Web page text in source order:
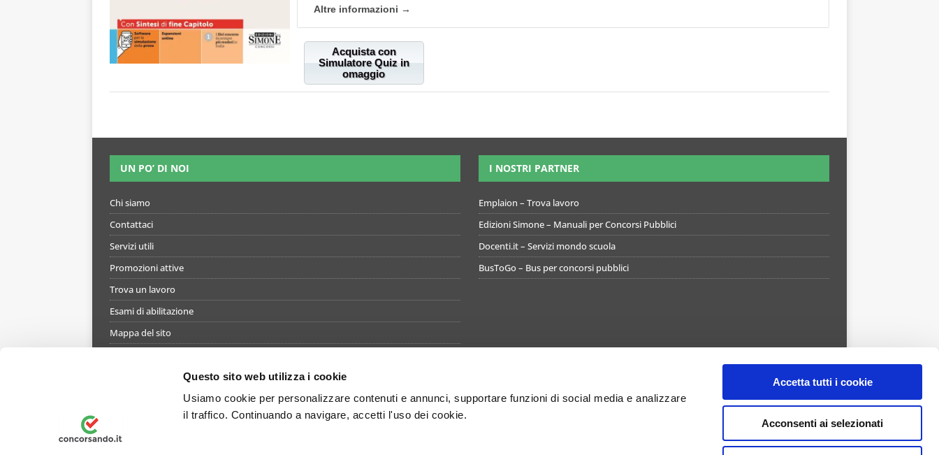
Questo sito web utilizza i cookie
Usiamo cookie per personalizzare contenuti e annunci, supportare funzioni di social media e analizzare
il traffico. Continuando a navigare, accetti l'uso dei cookie.
Accetta tutti i cookie
Acconsenti ai selezionati
Altre informazioni →
Acquista con
Simulatore Quiz in
omaggio
UN PO’ DI NOI
Chi siamo
Contattaci
Servizi utili
Promozioni attive
Trova un lavoro
Esami di abilitazione
Mappa del sito
Termini e condizioni di utilizzo del simulatore
Informativa privacy
Preferenze Privacy
I NOSTRI PARTNER
Emplaion – Trova lavoro
Edizioni Simone – Manuali per Concorsi Pubblici
Docenti.it – Servizi mondo scuola
BusToGo – Bus per concorsi pubblici